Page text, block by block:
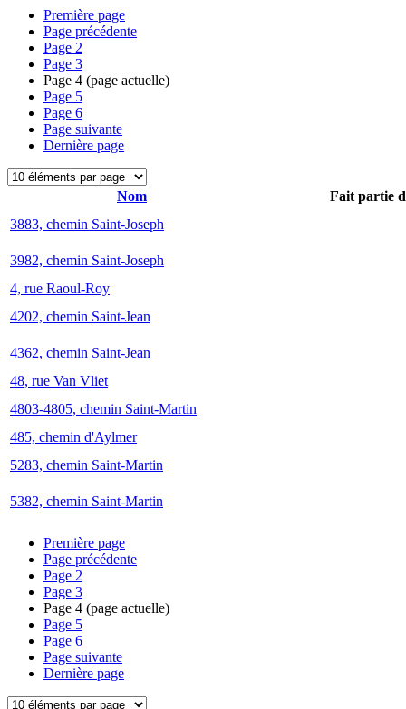
Première page
Page précédente
Page 2
Page 3
Page 4 (page actuelle)
Page 5
Page 6
Page suivante
Dernière page
Nom
Fait partie
3883, chemin Saint-Joseph
3982, chemin Saint-Joseph
4, rue Raoul-Roy
4202, chemin Saint-Jean
4362, chemin Saint-Jean
48, rue Van Vliet
4803-4805, chemin Saint-Martin
485, chemin d'Aylmer
5283, chemin Saint-Martin
5382, chemin Saint-Martin
Première page
Page précédente
Page 2
Page 3
Page 4 (page actuelle)
Page 5
Page 6
Page suivante
Dernière page